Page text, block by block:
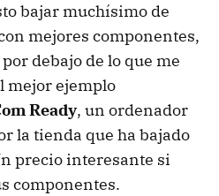
bajar muchísimo de
mejores componentes,
debajo de lo que me
mejor ejemplo
Ready, un ordenador
la tienda que ha bajado
precio interesante si
componentes.